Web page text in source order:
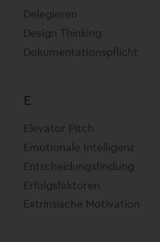
Delegieren
Design Thinking
Dokumentationspflicht
E
Elevator Pitch
Emotionale Intelligenz
Entscheidungsfindung
Erfolgsfaktoren
Extrinsische Motivation